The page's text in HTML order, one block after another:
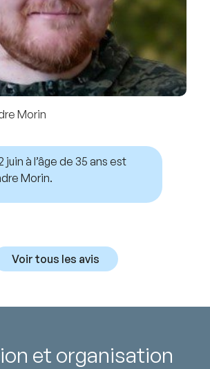
Morin
juin à l’âge de 35 ans est
Morin.
Voir tous les avis
et organisation